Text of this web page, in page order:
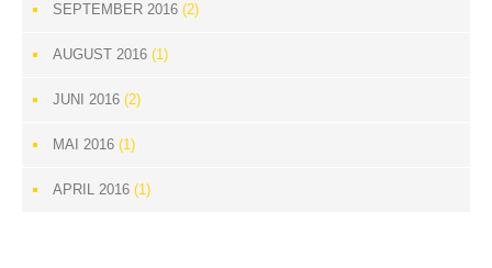
SEPTEMBER 2016 (2)
AUGUST 2016 (1)
JUNI 2016 (2)
MAI 2016 (1)
APRIL 2016 (1)